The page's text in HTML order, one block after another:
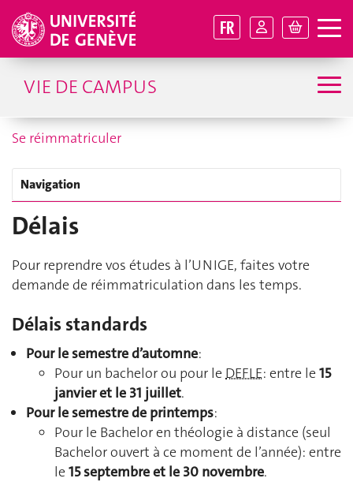
FR
VIE DE CAMPUS
Se réimmatriculer
Navigation
Délais
Pour reprendre vos études à l’UNIGE, faites votre
demande de réimmatriculation dans les temps.
Délais standards
Pour le semestre d’automne:
Pour un bachelor ou pour leDEFLE: entre le15
janvier et le 31 juillet.
Pour le semestre de printemps:
Pour le Bachelor en théologie à distance (seul
Bachelor ouvert à ce moment de l’année): entre
le15 septembre et le 30 novembre.